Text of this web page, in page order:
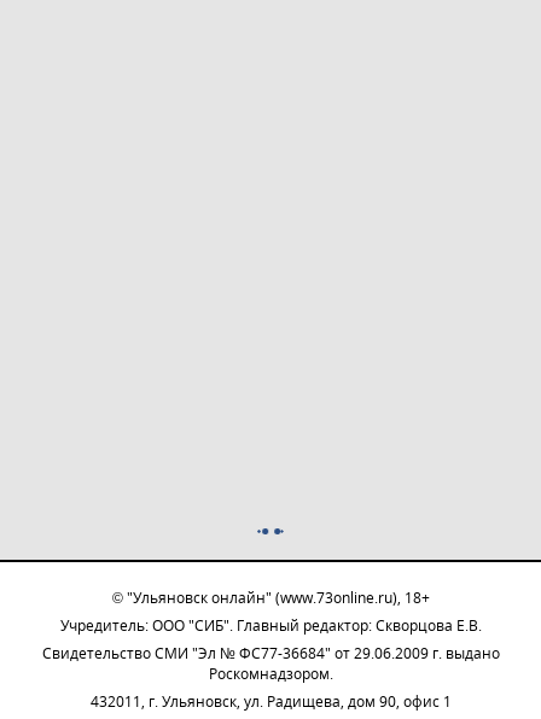
© "Ульяновск онлайн" (www.73online.ru), 18+
Учредитель: ООО "СИБ". Главный редактор: Скворцова Е.В.
Свидетельство СМИ "Эл № ФС77-36684" от 29.06.2009 г. выдано
Роскомнадзором.
432011, г. Ульяновск, ул. Радищева, дом 90, офис 1